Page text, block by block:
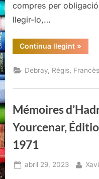
compres per
llegir-lo,…
Continua llegint“La
Niege
Regis
Debray
»
Debray, Régis, Francès
Mémoires
Yourcenar,
1971
Posted
abril 29, 2023 By